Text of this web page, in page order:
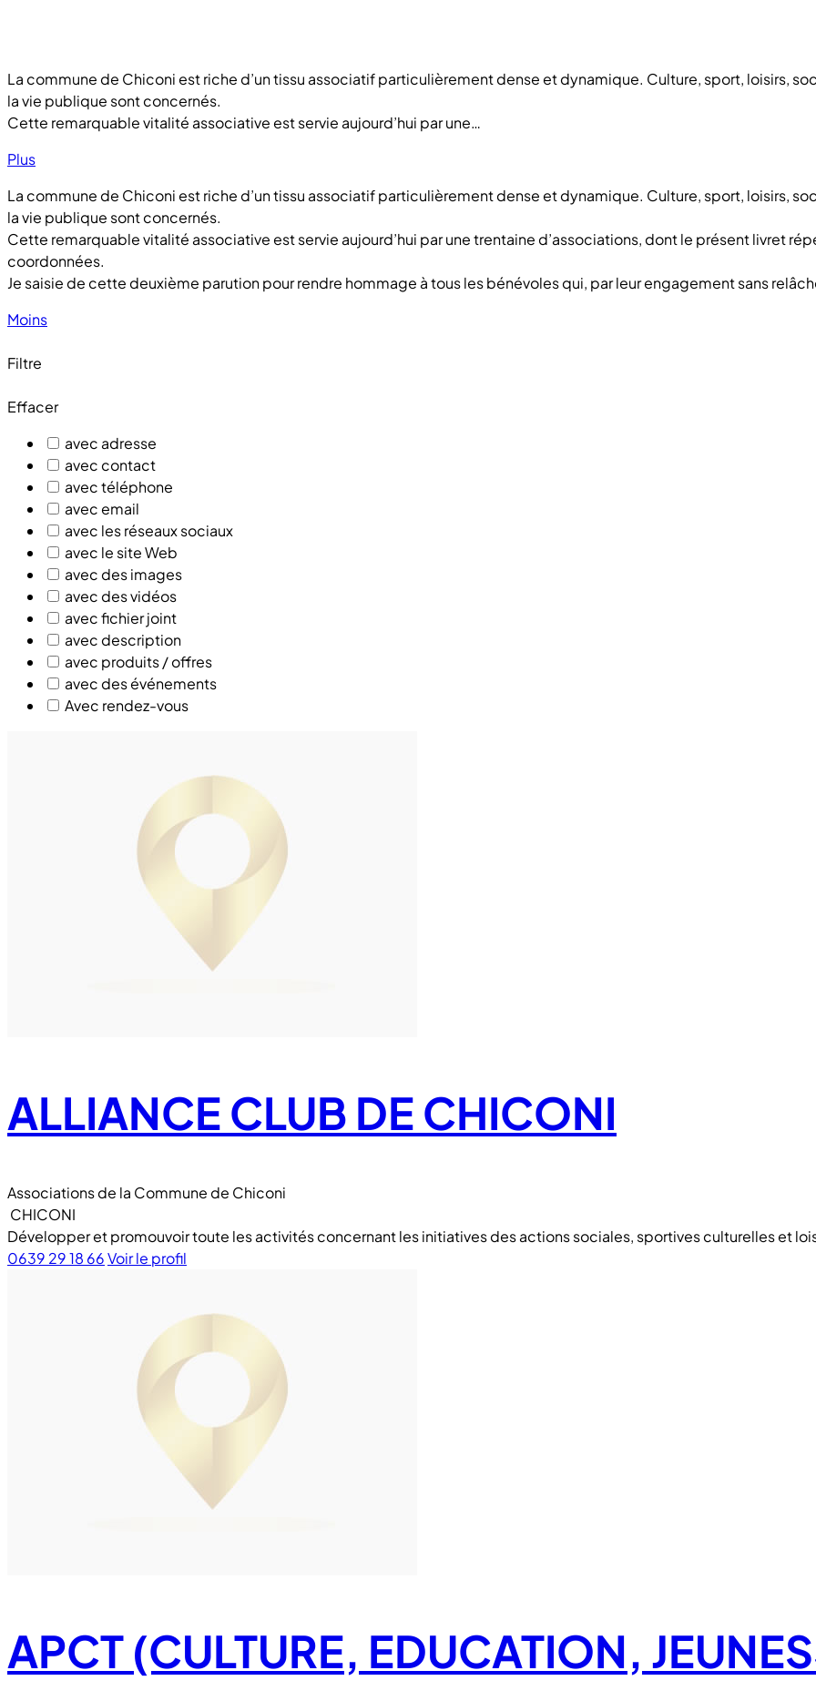
La commune de Chiconi est riche d’un tissu associatif particulièrement dense et dynamique. Culture, sport, loisirs,
la vie publique sont concernés.
Cette remarquable vitalité associative est servie aujourd’hui par une…
Plus
La commune de Chiconi est riche d’un tissu associatif particulièrement dense et dynamique. Culture, sport, loisirs,
la vie publique sont concernés.
Cette remarquable vitalité associative est servie aujourd’hui par une trentaine d’associations, dont le présent livret
coordonnées.
Je saisie de cette deuxième parution pour rendre hommage à tous les bénévoles qui, par leur engagement sans
Moins
Filtre
Effacer
avec adresse
avec contact
avec téléphone
avec email
avec les réseaux sociaux
avec le site Web
avec des images
avec des vidéos
avec fichier joint
avec description
avec produits / offres
avec des événements
Avec rendez-vous
ALLIANCE CLUB DE CHICONI
Associations de la Commune de Chiconi
CHICONI
Développer et promouvoir toute les activités concernant les initiatives des actions sociales, sportives culturelles et
0639 29 18 66Voir le profil
APCT (CULTURE, EDUCATION,